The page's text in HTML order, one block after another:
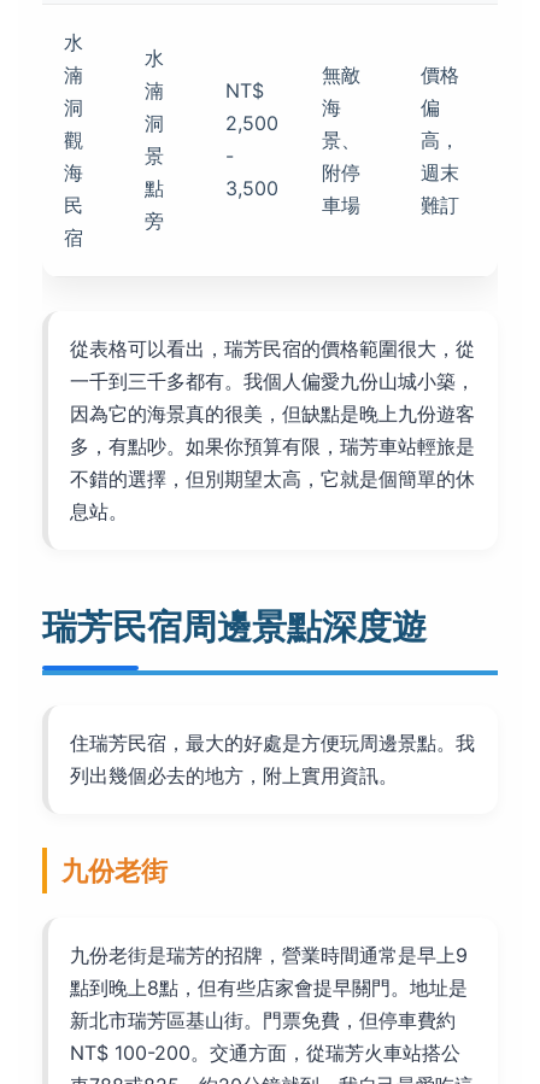
水
湳
洞
觀
海
民
宿
水
湳
洞
景
點
旁
NT$
2,500
-
3,500
無敵
海
景、
附停
車場
價格
偏
高，
週末
難訂
從表格可以看出，瑞芳民宿的價格範圍很大，從
一千到三千多都有。我個人偏愛九份山城小築，
因為它的海景真的很美，但缺點是晚上九份遊客
多，有點吵。如果你預算有限，瑞芳車站輕旅是
不錯的選擇，但別期望太高，它就是個簡單的休
息站。
瑞芳民宿周邊景點深度遊
住瑞芳民宿，最大的好處是方便玩周邊景點。我
列出幾個必去的地方，附上實用資訊。
九份老街
九份老街是瑞芳的招牌，營業時間通常是早上9
點到晚上8點，但有些店家會提早關門。地址是
新北市瑞芳區基山街。門票免費，但停車費約
NT$ 100-200。交通方面，從瑞芳火車站搭公